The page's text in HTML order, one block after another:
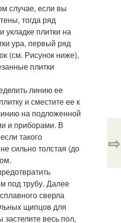
случае, если вы
тогда ряд
плитки на
ура, первый ряд
(см. Рисунок ниже),
плитки
линию ее
и сместите ее к
на подложенной
и приборами. В
такого
сильно толстая (до
под трубу. Далее
сверла
щипцов для
весь пол,
⇨